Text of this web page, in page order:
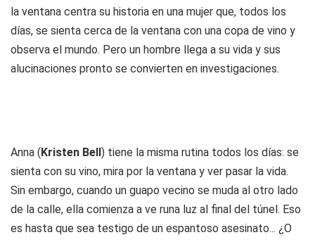
la ventana centra su historia en una mujer que, todos los
días, se sienta cerca de la ventana con una copa de vino y
observa el mundo. Pero un hombre llega a su vida y sus
alucinaciones pronto se convierten en investigaciones.
Anna (Kristen Bell) tiene la misma rutina todos los días: se
sienta con su vino, mira por la ventana y ver pasar la vida.
Sin embargo, cuando un guapo vecino se muda al otro lado
de la calle, ella comienza a ve runa luz al final del túnel. Eso
es hasta que sea testigo de un espantoso asesinato... ¿O